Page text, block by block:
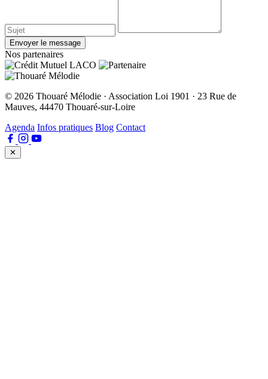
Envoyer le message
Nos partenaires
© 2026 Thouaré Mélodie · Association Loi 1901 · 23 Rue de
Mauves, 44470 Thouaré-sur-Loire
Agenda Infos pratiques Blog Contact
✕